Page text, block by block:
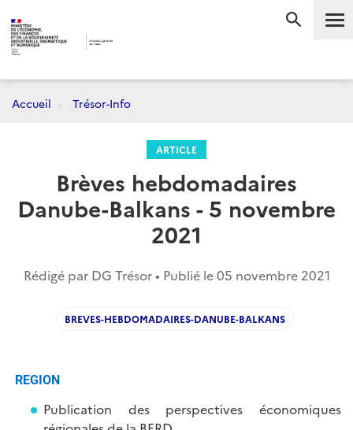
Accueil Trésor-Info
ARTICLE
Brèves hebdomadaires
Danube-Balkans - 5 novembre
2021
Rédigé par DG Trésor • Publié le05 novembre 2021
BREVES-HEBDOMADAIRES-DANUBE-BALKANS
REGION
Publication des perspectives économiques